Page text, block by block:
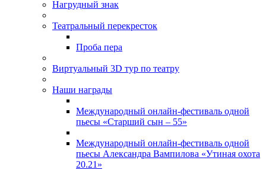
Нагрудный знак
Театральный перекресток
Проба пера
Виртуальный 3D тур по театру
Наши награды
Международный онлайн-фестиваль одной
пьесы «Старший сын – 55»
Международный онлайн-фестиваль одной
пьесы Александра Вампилова «Утиная охота
20.21»